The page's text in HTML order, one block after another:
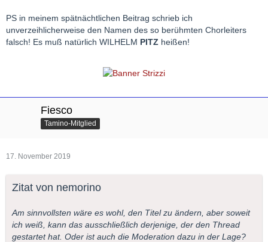
Die Leistung des Philharmonia Chorus ist in der Tat überragend
das Solistenquartett ist bestens besetzt. Für mich eine der
entstand 1967.
Meine Ausgabe enthält als "Zugaben" noch das "Exsultate,
jubilate", gesungen von Barbara Hendricks (mit Neville Marriner
als Dirigent) sowie ein Kuriosum, nämlich das "Ave Verum" mit
Musikfreunde Wien und dem Philharmonia Orchestra London.
Großen Musikvereinssaal in Wien aufgenommen wurde. Die
CD, veröffentlicht. Keine Aufnahme, die die unzähligen anderen
überragt (wie auch?), aber historisch von Interesse.
PS in meinem spätnächtlichen Beitrag schrieb ich
unverzeihlicherweise den Namen des so berühmten Chorleiters
falsch! Es muß natürlich WILHELM PITZ heißen!
Fiesco
Tamino-Mitglied
17. November 2019
Zitat von nemorino
Am sinnvollsten wäre es wohl, den Titel zu ändern, aber soweit
ich weiß, kann das ausschließlich derjenige, der den Thread
gestartet hat. Oder ist auch die Moderation dazu in der Lage?